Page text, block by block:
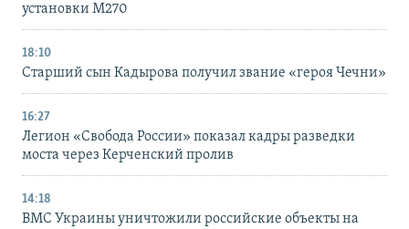
установки M270
18:10
Старший сын Кадырова получил звание «героя Чечни»
16:27
Легион «Свобода России» показал кадры разведки
моста через Керченский пролив
14:18
ВМС Украины уничтожили российские объекты на